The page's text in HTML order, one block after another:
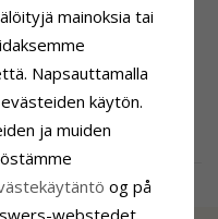
Enkelikaulakorut sterling-
CHANTIlta, saatavilla
mainoksia tai
Napsauttamalla
käytön.
ja muiden
og på
webstedet.